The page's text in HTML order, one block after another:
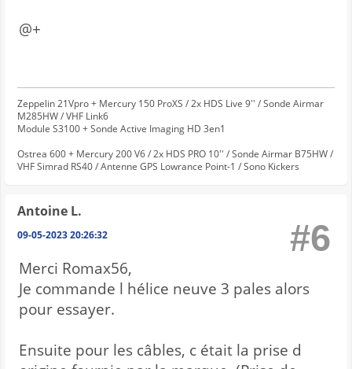
@+
Zeppelin 21Vpro + Mercury 150 ProXS / 2x HDS Live 9'' / Sonde Airmar
M285HW / VHF Link6
Module S3100 + Sonde Active Imaging HD 3en1
Ostrea 600 + Mercury 200 V6 / 2x HDS PRO 10'' / Sonde Airmar B75HW /
VHF Simrad RS40 / Antenne GPS Lowrance Point-1 / Sono Kickers
Antoine L.
09-05-2023 20:26:32 #6
Merci Romax56,
Je commande l hélice neuve 3 pales alors
pour essayer.
Ensuite pour les câbles, c était la prise d